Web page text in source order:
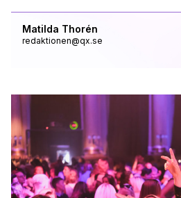
Matilda Thorén
redaktionen@qx.se